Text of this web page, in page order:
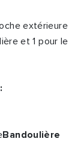
extérieure
et 1 pour le
Bandoulière